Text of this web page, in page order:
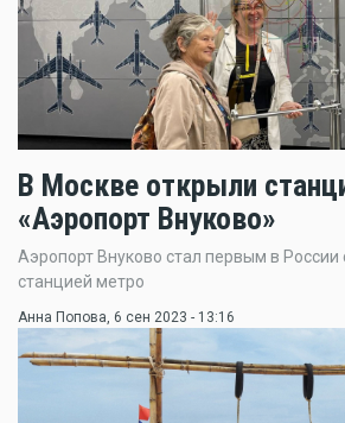
В Москве открыли
«Аэропорт Внуково»
Аэропорт Внуково стал первым в России
станцией метро
Анна Попова , 6 сен 2023 - 13:16